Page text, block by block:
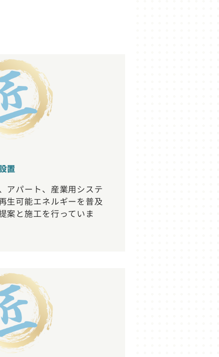
置
アパート、産業用システ
生可能エネルギーを普及
案と施工を行っていま